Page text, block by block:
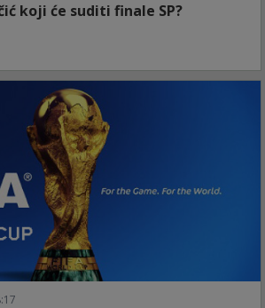
koji će suditi finale SP?